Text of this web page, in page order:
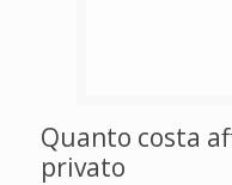
Quanto costa
privato